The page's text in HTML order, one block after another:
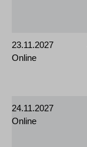
23.11.2027
Online
24.11.2027
Online